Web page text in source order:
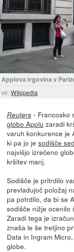
Applova trgovina v
vir:Wikipedia
Reuters- Francosko
globo Applu zaradi
varuh konkurence je
ki pa jo je sodišče
najvišjo izrečeno
kršitev manj.
Sodišče je pritrdilo
prevladujoč položaj
pa potrdilo, da bi se
sodišče nižje ocenilo
Zaradi tega je
znaša le še tretjino
Data in Ingram
globe.